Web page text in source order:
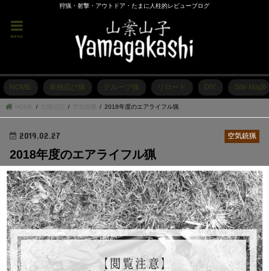
狩猟・射撃・アウトドア・たまに人柱的レビューブログ
menu
HOME 単独忍び猟 グループ猟 リロード DIY Site Map
2018年度のエアライフル猟
空気銃猟
2019.02.27
2018年度のエアライフル猟